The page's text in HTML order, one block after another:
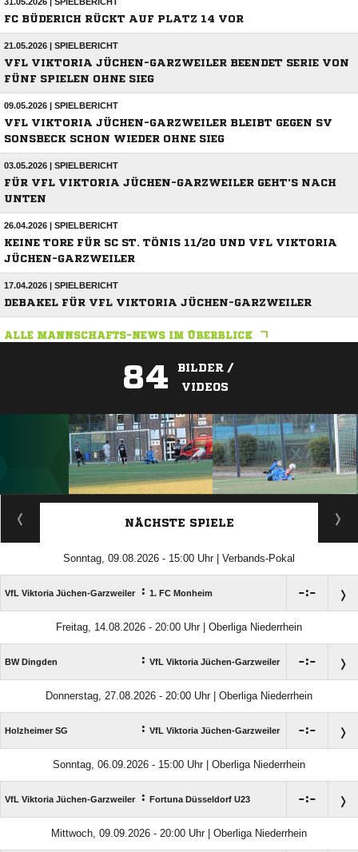
31.05.2026 | SPIELBERICHT
FC BÜDERICH RÜCKT AUF PLATZ 14 VOR
21.05.2026 | SPIELBERICHT
VFL VIKTORIA JÜCHEN-GARZWEILER BEENDET SERIE VON
FÜNF SPIELEN OHNE SIEG
09.05.2026 | SPIELBERICHT
VFL VIKTORIA JÜCHEN-GARZWEILER BLEIBT GEGEN SV
SONSBECK SCHON WIEDER OHNE SIEG
03.05.2026 | SPIELBERICHT
FÜR VFL VIKTORIA JÜCHEN-GARZWEILER GEHT'S NACH
UNTEN
26.04.2026 | SPIELBERICHT
KEINE TORE FÜR SC ST. TÖNIS 11/20 UND VFL VIKTORIA
JÜCHEN-GARZWEILER
17.04.2026 | SPIELBERICHT
DEBAKEL FÜR VFL VIKTORIA JÜCHEN-GARZWEILER
ALLE MANNSCHAFTS-NEWS IM ÜBERBLICK
84
BILDER /
VIDEOS
ANZEIGE
NÄCHSTE SPIELE
Sonntag, 09.08.2026 - 15:00 Uhr | Verbands-Pokal
VfL Viktoria Jüchen-Garzweiler : 1. FC Monheim :
Freitag, 14.08.2026 - 20:00 Uhr | Oberliga Niederrhein
BW Dingden : VfL Viktoria Jüchen-Garzweiler :
Donnerstag, 27.08.2026 - 20:00 Uhr | Oberliga Niederrhein
Holzheimer SG : VfL Viktoria Jüchen-Garzweiler :
Sonntag, 06.09.2026 - 15:00 Uhr | Oberliga Niederrhein
VfL Viktoria Jüchen-Garzweiler : Fortuna Düsseldorf U23 :
Mittwoch, 09.09.2026 - 20:00 Uhr | Oberliga Niederrhein